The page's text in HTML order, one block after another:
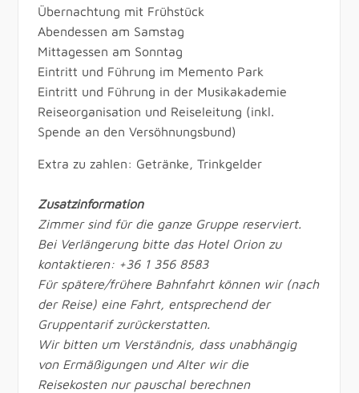
Übernachtung mit Frühstück
Abendessen am Samstag
Mittagessen am Sonntag
Eintritt und Führung im Memento Park
Eintritt und Führung in der Musikakademie
Reiseorganisation und Reiseleitung (inkl.
Spende an den Versöhnungsbund)
Extra zu zahlen: Getränke, Trinkgelder
Zusatzinformation
Zimmer sind für die ganze Gruppe reserviert.
Bei Verlängerung bitte das Hotel Orion zu
kontaktieren: +36 1 356 8583
Für spätere/frühere Bahnfahrt können wir (nach
der Reise) eine Fahrt, entsprechend der
Gruppentarif zurückerstatten.
Wir bitten um Verständnis, dass unabhängig
von Ermäßigungen und Alter wir die
Reisekosten nur pauschal berechnen